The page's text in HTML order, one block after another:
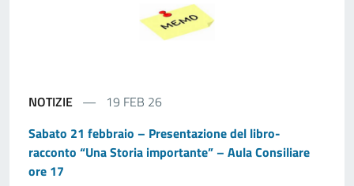
NOTIZIE
19 FEB 26
Sabato 21 febbraio – Presentazione del libro-
racconto “Una Storia importante” – Aula Consiliare
ore 17